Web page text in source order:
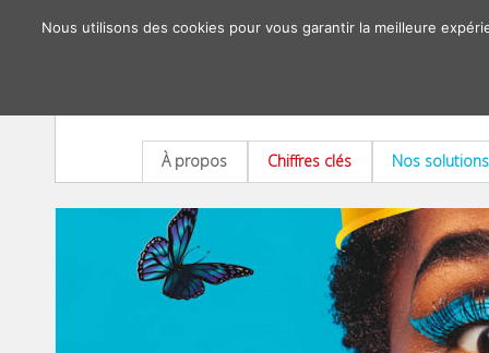
À propos Chiffres clés Nos solutions
Nous utilisons des cookies pour vous garantir la meilleure